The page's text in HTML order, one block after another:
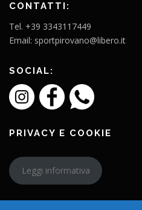
CONTATTI:
Tel. +39 3343117449
Email: sportpirovano@libero.it
SOCIAL:
PRIVACY E COOKIE
Leggi informativa